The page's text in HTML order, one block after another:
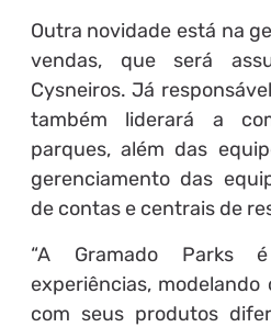
Outra novidade está na
vendas, que será
Cysneiros. Já
também liderará a
parques, além das
gerenciamento das
de contas e centrais de
“A Gramado Parks
experiências,
com seus produtos